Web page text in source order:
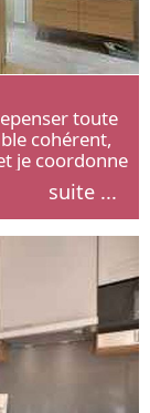
toute
cohérent,
je coordonne
suite ...